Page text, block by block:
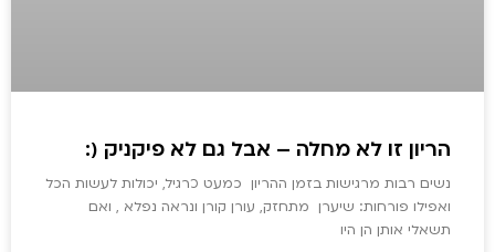
הריון זו לא מחלה – אבל גם לא פיקניק (:
נשים רבות מרגישות בזמן ההריון כמעט כרגיל, יכולות לעשות הכל
ואפילו פורחות: שיערן מתחזק, עורן קורן ונראה נפלא , ואם
תשאלי אותן הן היו